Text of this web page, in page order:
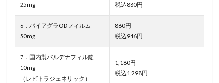
25mg
税込880円
6．バイアグラODフィルム
50mg
860円
税込946円
7．国内製バルデナフィル錠
10mg
（レビトラジェネリック）
1,180円
税込1,298円